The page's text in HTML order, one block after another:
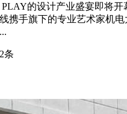
PLAY的设计产业盛宴即将开
携手旗下的专业艺术家机
条